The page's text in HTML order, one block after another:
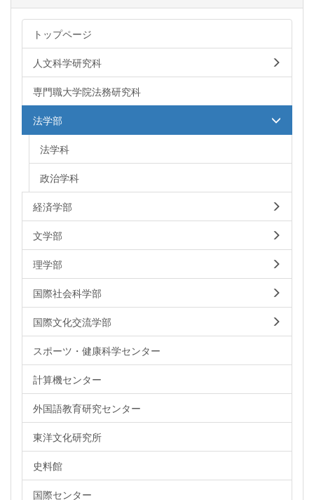
トップページ
人文科学研究科
専門職大学院法務研究科
法学部
法学科
政治学科
経済学部
文学部
理学部
国際社会科学部
国際文化交流学部
スポーツ・健康科学センター
計算機センター
外国語教育研究センター
東洋文化研究所
史料館
国際センター